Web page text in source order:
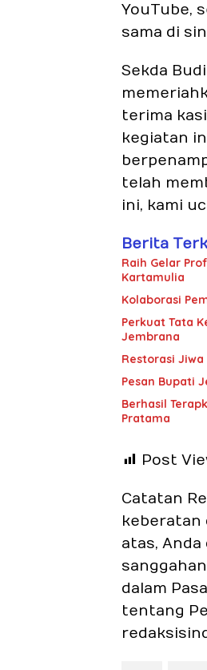
YouTube,
sama di
Sekda
terima
kegiatan
telah
ini, kami
Berita
Raih Gelar
Kartamulia
Kolaborasi
Perkuat Tata
Jembrana
Restorasi
Pesan Bupati
Berhasil
Pratama
Post
Catatan
keberatan
atas,
dalam
tentang